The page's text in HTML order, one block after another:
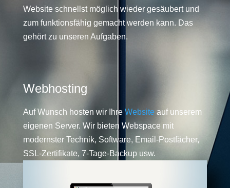
Website schnellst möglich wieder gesäubert und
zum funktionsfähig gemacht werden kann. Das
gehört zu unseren Aufgaben.
Webhosting
Auf Wunsch hosten wir Ihre Website auf unserem
eigenen Server. Wir bieten Webspace mit
modernster Technik, Software, Email-Postfächer,
SSL-Zertifikate, 7-Tage-Backup usw.